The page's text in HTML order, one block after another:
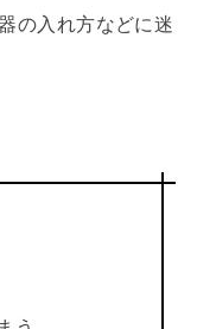
の入れ方などに迷